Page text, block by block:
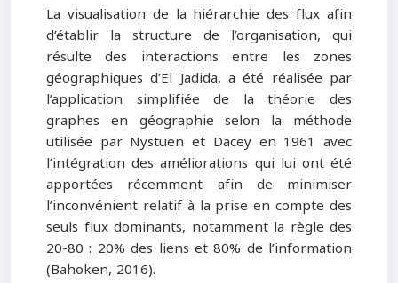
La visualisation de la hiérarchie des flux afin
d’établir la structure de l’organisation, qui
résulte des interactions entre les zones
géographiques d’El Jadida, a été réalisée par
l’application simplifiée de la théorie des
graphes en géographie selon la méthode
utilisée par Nystuen et Dacey en 1961 avec
l’intégration des améliorations qui lui ont été
apportées récemment afin de minimiser
l’inconvénient relatif à la prise en compte des
seuls flux dominants, notamment la règle des
20-80 : 20% des liens et 80% de l’information
(Bahoken, 2016).